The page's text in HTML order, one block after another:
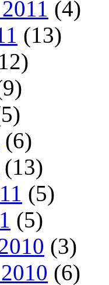
(4)
(13)
(6)
(13)
(5)
(5)
(3)
(6)